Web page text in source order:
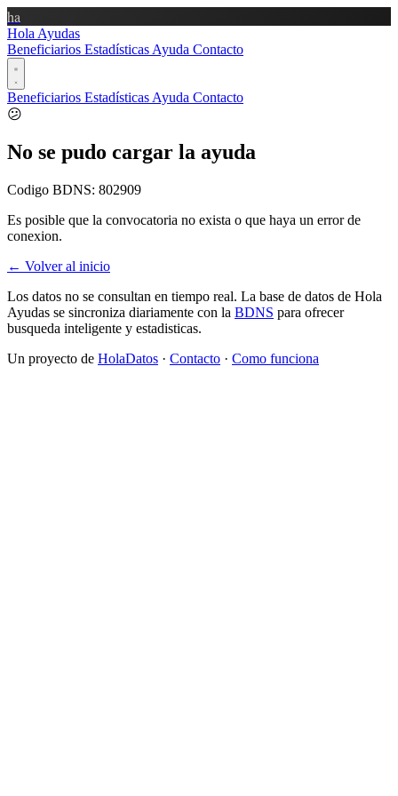
ha
Hola Ayudas
Beneficiarios Estadísticas Ayuda Contacto
Beneficiarios Estadísticas Ayuda Contacto
😕
No se pudo cargar la ayuda
Codigo BDNS: 802909
Es posible que la convocatoria no exista o que haya un error de
conexion.
← Volver al inicio
Los datos no se consultan en tiempo real. La base de datos de Hola
Ayudas se sincroniza diariamente con la BDNS para ofrecer
busqueda inteligente y estadisticas.
Un proyecto de HolaDatos · Contacto · Como funciona